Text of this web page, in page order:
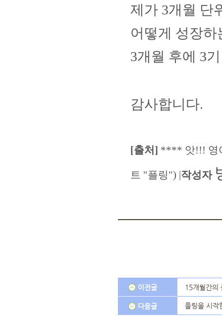
제가 3개월 단
어떻게 성장
3개월 후에 3
감사합니다.
[출처] **** 앗!!! 영
트 "플링") |작성자
이전글 15개월간의
다음글 플링을 시작